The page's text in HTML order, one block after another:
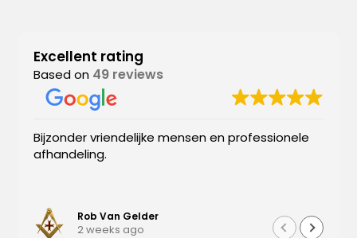
Excellent rating
Based on 49 reviews
Bijzonder vriendelijke mensen en professionele
afhandeling.
Rob Van Gelder
2 weeks ago